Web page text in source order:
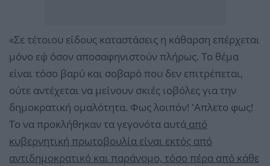
«Σε τέτοιου είδους καταστάσεις η κάθαρση επέρχεται
μόνο εφ΄ όσον αποσαφηνιστούν πλήρως. Το θέμα
είναι τόσο βαρύ και σοβαρό που δεν επιτρέπεται,
ούτε αντέχεται να μείνουν σκιές ιοβόλες για την
δημοκρατική ομαλότητα. Φως λοιπόν! 'Απλετο φως!
Το να προκλήθηκαν τα γεγονότα αυτά από
κυβερνητική πρωτοβουλία είναι εκτός από
αντιδημοκρατικό και παράνομο, τόσο πέρα από κάθε